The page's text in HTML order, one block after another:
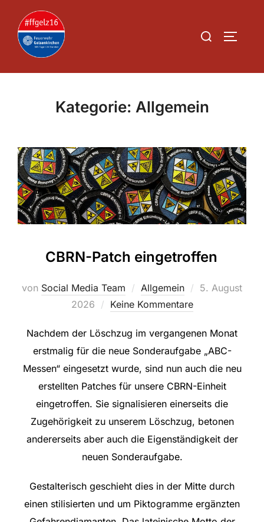
Inhalt
springen
Suchen
Kategorie: Allgemein
CBRN-Patch eingetroffen
von Social Media Team Allgemein
Veröffentlicht
5. August
2026
Keine Kommentare
Nachdem der Löschzug im vergangenen Monat
erstmalig für die neue Sonderaufgabe „ABC-
Messen“ eingesetzt wurde, sind nun auch die neu
erstellten Patches für unsere CBRN-Einheit
eingetroffen. Sie signalisieren einerseits die
Zugehörigkeit zu unserem Löschzug, betonen
andererseits aber auch die Eigenständigkeit der
neuen Sonderaufgabe.
Gestalterisch geschieht dies in der Mitte durch
einen stilisierten und um Piktogramme ergänzten